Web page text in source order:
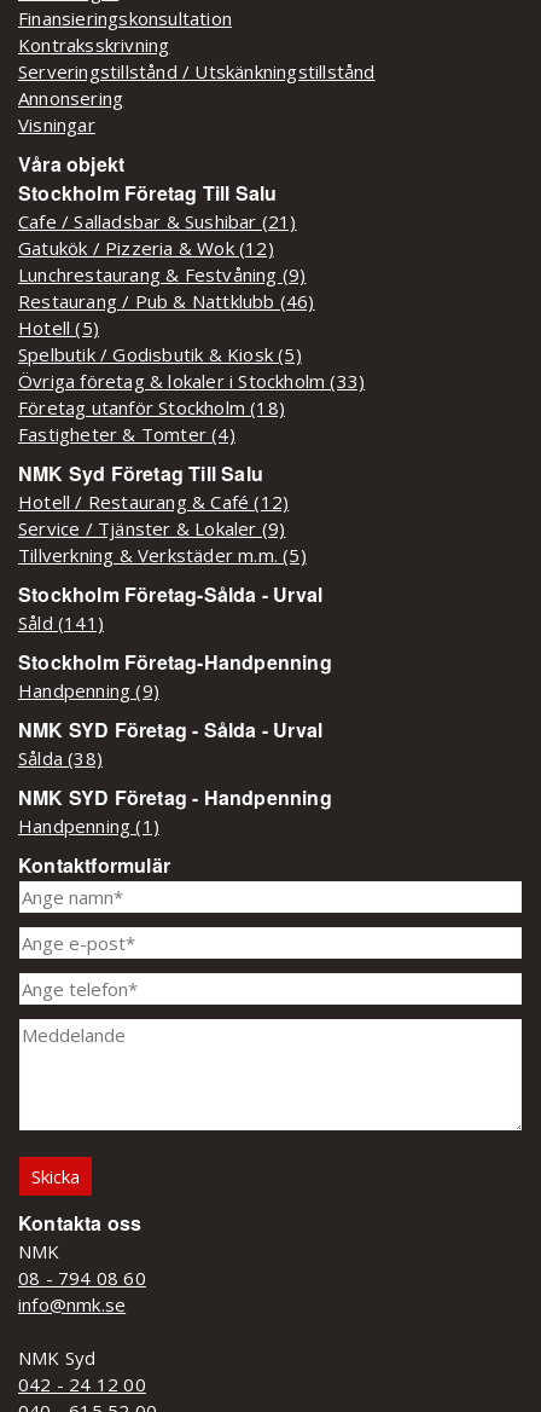
Finansieringskonsultation
Kontraksskrivning
Serveringstillstånd / Utskänkningstillstånd
Annonsering
Visningar
Våra objekt
Stockholm Företag Till Salu
Cafe / Salladsbar & Sushibar (21)
Gatukök / Pizzeria & Wok (12)
Lunchrestaurang & Festvåning (9)
Restaurang / Pub & Nattklubb (46)
Hotell (5)
Spelbutik / Godisbutik & Kiosk (5)
Övriga företag & lokaler i Stockholm (33)
Företag utanför Stockholm (18)
Fastigheter & Tomter (4)
NMK Syd Företag Till Salu
Hotell / Restaurang & Café (12)
Service / Tjänster & Lokaler (9)
Tillverkning & Verkstäder m.m. (5)
Stockholm Företag-Sålda - Urval
Såld (141)
Stockholm Företag-Handpenning
Handpenning (9)
NMK SYD Företag - Sålda - Urval
Sålda (38)
NMK SYD Företag - Handpenning
Handpenning (1)
Kontaktformulär
Kontakta oss
NMK
08 - 794 08 60
info@nmk.se
NMK Syd
042 - 24 12 00